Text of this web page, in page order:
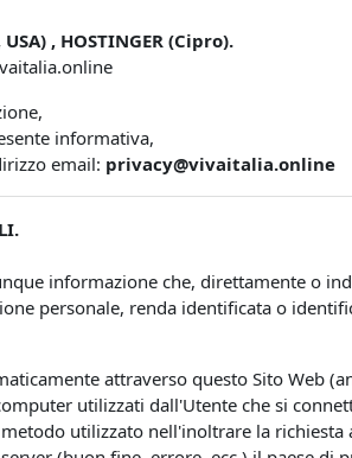
, HOSTINGER (Cipro).
informativa,
email: privacy@vivaitalia.online
informazione che, direttamente o
personale, renda identificata o
attraverso questo Sito Web
utilizzati dall'Utente che si
utilizzato nell'inoltrare la